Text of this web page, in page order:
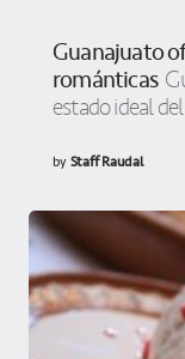
Guanajuato
románticas
estado ideal
byStaff Raudal